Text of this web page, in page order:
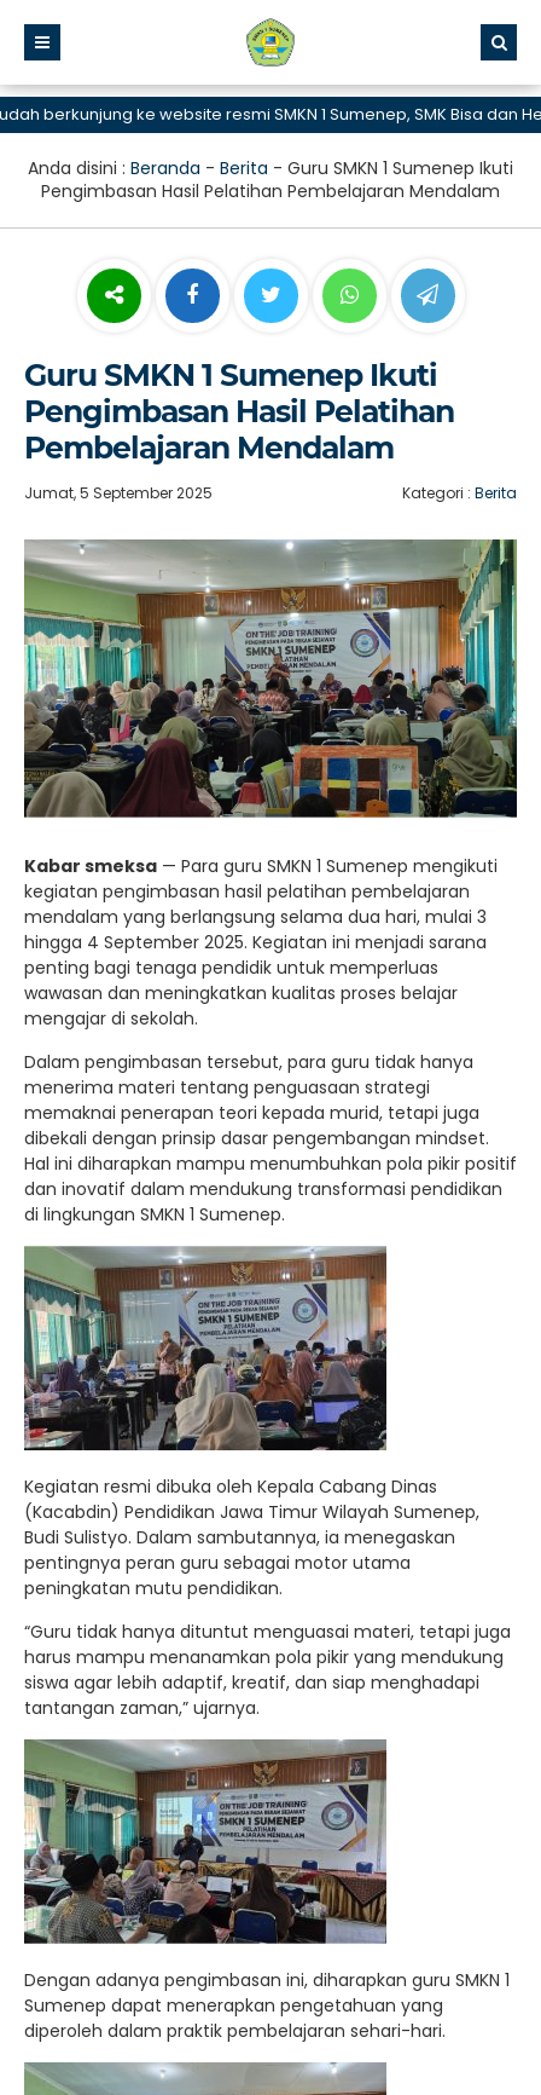
ke website resmi SMKN 1 Sumenep, SMK Bisa dan Hebat
Anda disini : Beranda - Berita - Guru SMKN 1 Sumenep Ikuti
Pengimbasan Hasil Pelatihan Pembelajaran Mendalam
Guru SMKN 1 Sumenep Ikuti
Pengimbasan Hasil Pelatihan
Pembelajaran Mendalam
Jumat, 5 September 2025 Kategori : Berita
Kabar smeksa — Para guru SMKN 1 Sumenep mengikuti
kegiatan pengimbasan hasil pelatihan pembelajaran
mendalam yang berlangsung selama dua hari, mulai 3
hingga 4 September 2025. Kegiatan ini menjadi sarana
penting bagi tenaga pendidik untuk memperluas
wawasan dan meningkatkan kualitas proses belajar
mengajar di sekolah.
Dalam pengimbasan tersebut, para guru tidak hanya
menerima materi tentang penguasaan strategi
memaknai penerapan teori kepada murid, tetapi juga
dibekali dengan prinsip dasar pengembangan mindset.
Hal ini diharapkan mampu menumbuhkan pola pikir positif
dan inovatif dalam mendukung transformasi pendidikan
di lingkungan SMKN 1 Sumenep.
Kegiatan resmi dibuka oleh Kepala Cabang Dinas
(Kacabdin) Pendidikan Jawa Timur Wilayah Sumenep,
Budi Sulistyo. Dalam sambutannya, ia menegaskan
pentingnya peran guru sebagai motor utama
peningkatan mutu pendidikan.
“Guru tidak hanya dituntut menguasai materi, tetapi juga
harus mampu menanamkan pola pikir yang mendukung
siswa agar lebih adaptif, kreatif, dan siap menghadapi
tantangan zaman,” ujarnya.
Dengan adanya pengimbasan ini, diharapkan guru SMKN 1
Sumenep dapat menerapkan pengetahuan yang
diperoleh dalam praktik pembelajaran sehari-hari.